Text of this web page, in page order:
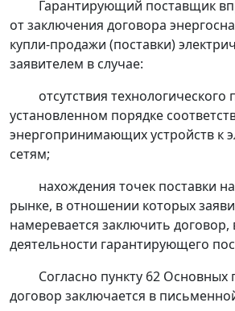
Гарантирующий поставщик
от заключения договора
купли-продажи (поставки)
заявителем в случае:
отсутствия
установленном порядке
энергопринимающих устройств к
сетям;
нахождения точек поставки
рынке, в отношении которых
намеревается заключить договор,
деятельности гарантирующего
Согласно пункту 62 Основных
договор заключается в